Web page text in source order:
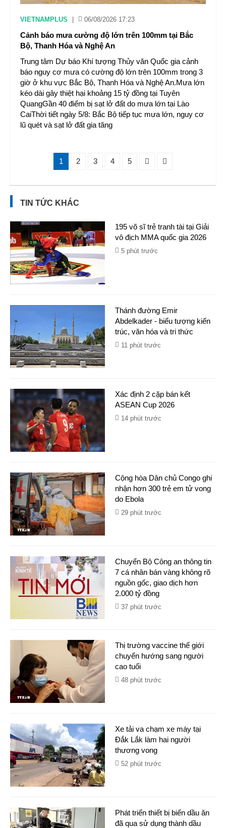
VIETNAMPLUS 06/08/2026 17:23
Cảnh báo mưa cường độ lớn trên 100mm tại Bắc
Bộ, Thanh Hóa và Nghệ An
Trung tâm Dự báo Khí tượng Thủy văn Quốc gia cảnh
báo nguy cơ mưa có cường độ lớn trên 100mm trong 3
giờ ở khu vực Bắc Bộ, Thanh Hóa và Nghệ An.Mưa lớn
kéo dài gây thiệt hại khoảng 15 tỷ đồng tại Tuyên
QuangGần 40 điểm bị sạt lở đất do mưa lớn tại Lào
CaiThời tiết ngày 5/8: Bắc Bộ tiếp tục mưa lớn, nguy cơ
lũ quét và sạt lở đất gia tăng
1 2 3 4 5
TIN TỨC KHÁC
195 võ sĩ trẻ tranh tài tại Giải
vô địch MMA quốc gia 2026
5 phút trước
Thánh đường Emir
Abdelkader - biểu tượng kiến
trúc, văn hóa và tri thức
11 phút trước
Xác định 2 cặp bán kết
ASEAN Cup 2026
14 phút trước
Cộng hòa Dân chủ Congo ghi
nhận hơn 300 trẻ em tử vong
do Ebola
29 phút trước
Chuyển Bộ Công an thông tin
7 cá nhân bán vàng không rõ
nguồn gốc, giao dịch hơn
2.000 tỷ đồng
37 phút trước
Thị trường vaccine thế giới
chuyển hướng sang người
cao tuổi
48 phút trước
Xe tải va chạm xe máy tại
Đắk Lắk làm hai người
thương vong
52 phút trước
Phát triển thiết bị biến dầu ăn
đã qua sử dụng thành dầu